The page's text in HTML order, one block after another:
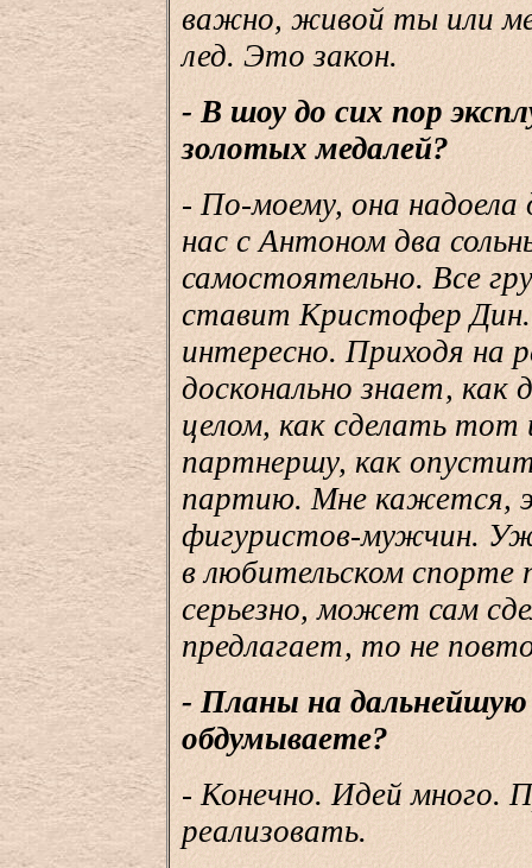
важно, живой ты или
лед. Это закон.
- В шоу до сих пор
золотых медалей?
- По-моему, она
нас с Антоном два
самостоятельно. Все
ставит Кристофер
интересно. Приходя на
досконально знает, как
целом, как сделать тот
партнершу, как
партию. Мне кажется,
фигуристов-мужчин.
в любительском спорте
серьезно, может сам
предлагает, то не
- Планы на
обдумываете?
- Конечно. Идей много.
реализовать.